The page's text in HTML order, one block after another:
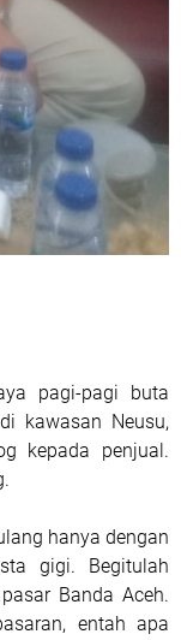
pagi-pagi buta
kawasan Neusu,
kepada penjual.
hanya dengan
gigi. Begitulah
Banda Aceh.
entah apa